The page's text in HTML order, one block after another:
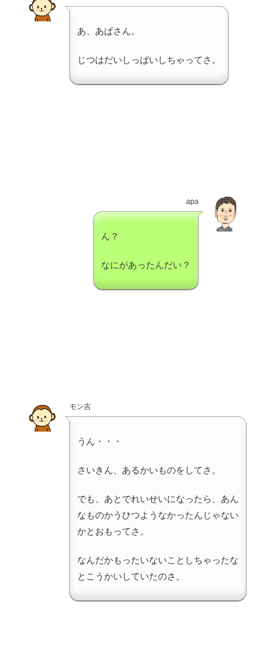
あ、あぱさん。
じつはだいしっぱいしちゃってさ。
apa
ん？
なにがあったんだい？
モン吉
うん・・・
さいきん、あるかいものをしてさ。
でも、あとでれいせいになったら、あん
なものかうひつようなかったんじゃない
かとおもってさ。
なんだかもったいないことしちゃったな
とこうかいしていたのさ。